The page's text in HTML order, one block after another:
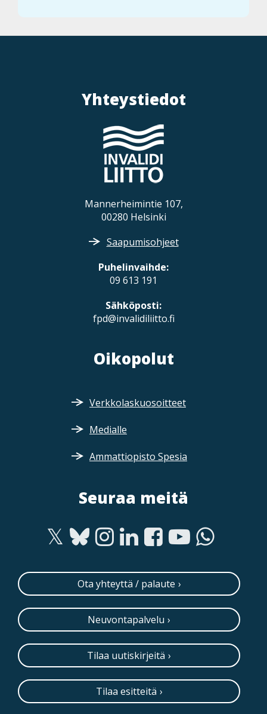
Yhteystiedot
Mannerheimintie 107,
00280 Helsinki
Saapumisohjeet
Puhelinvaihde:
09 613 191
Sähköposti:
fpd@invalidiliitto.fi
Oikopolut
Verkkolaskuosoitteet
Medialle
Ammattiopisto Spesia
Seuraa meitä
Ota yhteyttä / palaute
Neuvontapalvelu
Tilaa uutiskirjeitä
Tilaa esitteitä